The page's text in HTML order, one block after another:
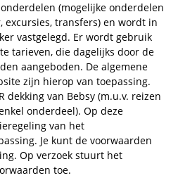
(mogelijke onderdelen
transfers) en wordt in
vastgelegd. Er wordt gebruik
tarieven, die dagelijks door de
aangeboden. De algemene
zijn hierop van toepassing.
dekking van Bebsy (m.u.v. reizen
onderdeel). Op deze
van het
Je kunt de voorwaarden
Op verzoek stuurt het
toe.